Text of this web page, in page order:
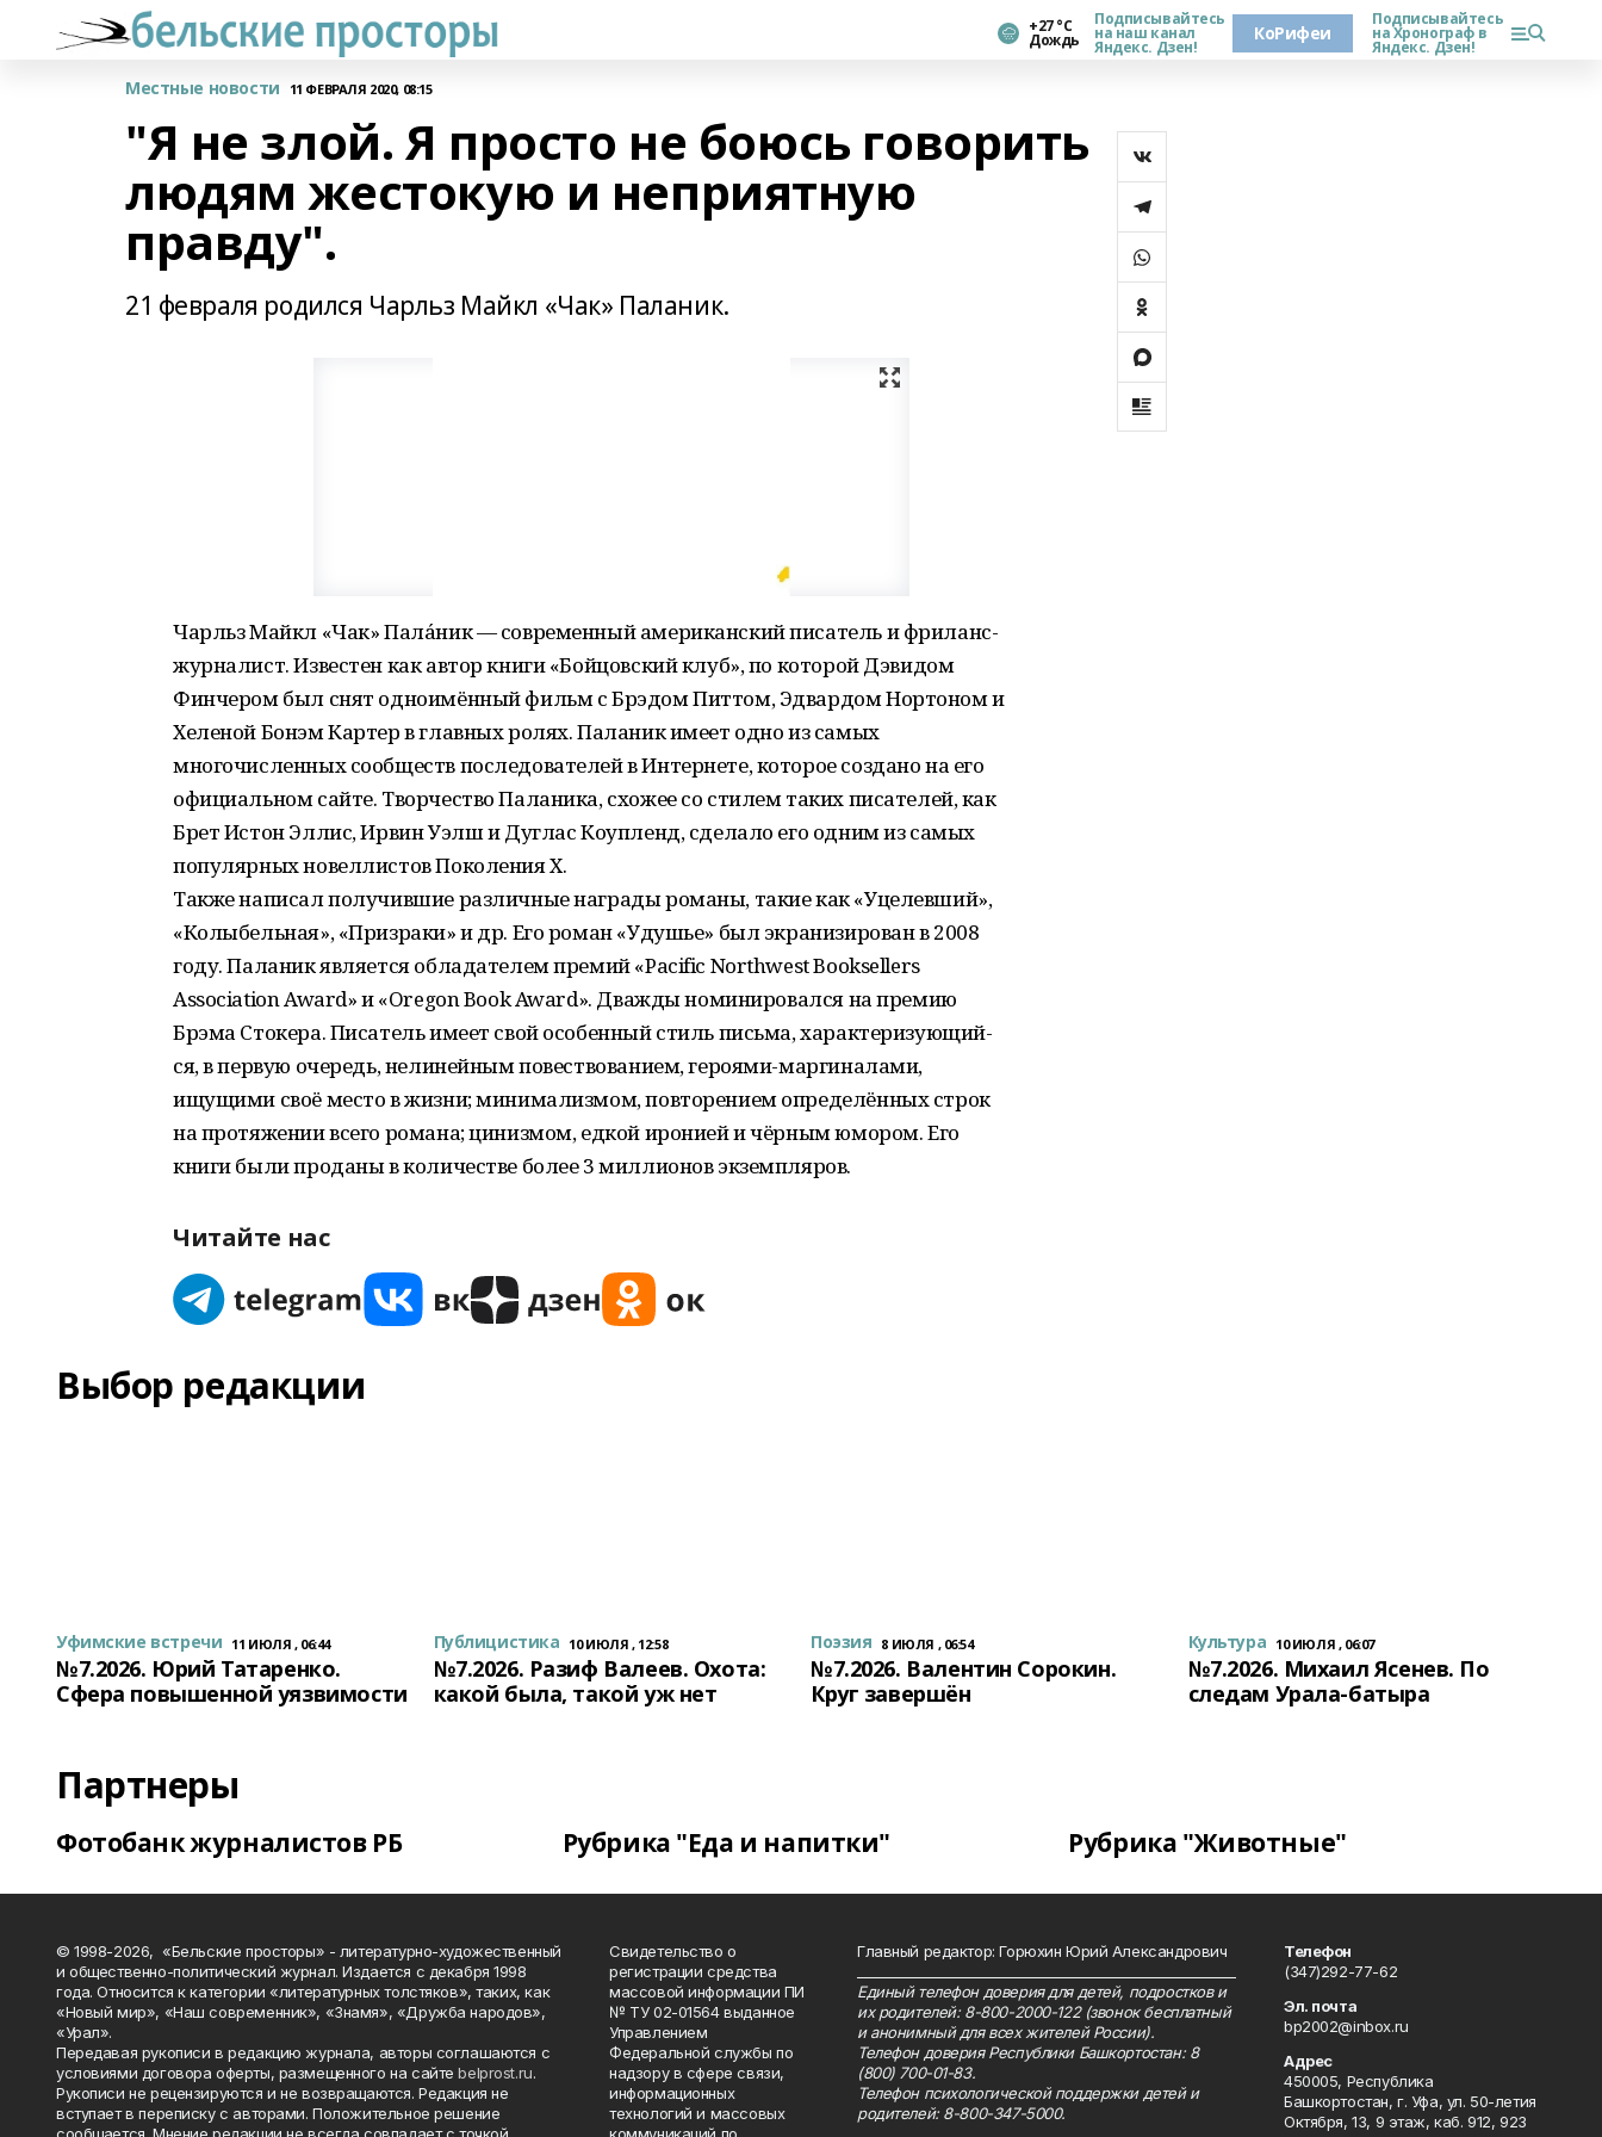
+27 °С
Дождь
Подписывайтесь
на наш канал
Яндекс. Дзен!
КоРифеи
Подписывайтесь
на Хронограф в
Яндекс. Дзен!
Местные новости 11 ФЕВРАЛЯ 2020, 08:15
"Я не злой. Я просто не боюсь говорить
людям жестокую и неприятную
правду".
21 февраля родился Чарльз Майкл «Чак» Паланик.
Чарльз Майкл «Чак» Пала́ник — современный американский писатель и фриланс-
журналист. Известен как автор книги «Бойцовский клуб», по которой Дэвидом
Финчером был снят одноимённый фильм с Брэдом Питтом, Эдвардом Нортоном и
Хеленой Бонэм Картер в главных ролях. Паланик имеет одно из самых
многочисленных сообществ последователей в Интернете, которое создано на его
официальном сайте. Творчество Паланика, схожее со стилем таких писателей, как
Брет Истон Эллис, Ирвин Уэлш и Дуглас Коупленд, сделало его одним из самых
популярных новеллистов Поколения X.
Также написал получившие различные награды романы, такие как «Уцелевший»,
«Колыбельная», «Призраки» и др. Его роман «Удушье» был экранизирован в 2008
году. Паланик является обладателем премий «Pacific Northwest Booksellers
Association Award» и «Oregon Book Award». Дважды номинировался на премию
Брэма Стокера. Писатель имеет свой особенный стиль письма, характе­ри­зу­ю­щий­
ся, в первую очередь, нелинейным повествованием, героями-маргиналами,
ищущими своё место в жизни; минимализмом, повторением определённых строк
на протяжении всего романа; цинизмом, едкой иронией и чёрным юмором. Его
книги были проданы в количестве более 3 миллионов экземпляров.
Читайте нас
Выбор редакции
Уфимские встречи 11 ИЮЛЯ , 06:44
№7.2026. Юрий Татаренко.
Сфера повышенной уязвимости
Публицистика 10 ИЮЛЯ , 12:58
№7.2026. Разиф Валеев. Охота:
какой была, такой уж нет
Поэзия 8 ИЮЛЯ , 06:54
№7.2026. Валентин Сорокин.
Круг завершён
Культура 10 ИЮЛЯ , 06:07
№7.2026. Михаил Ясенев. По
следам Урала-батыра
Партнеры
Фотобанк журналистов РБ Рубрика "Еда и напитки" Рубрика "Животные"
© 1998-2026, «Бельские просторы» - литературно-художественный
и общественно-политический журнал. Издается с декабря 1998
года. Относится к категории «литературных толстяков», таких, как
«Новый мир», «Наш современник», «Знамя», «Дружба народов»,
«Урал».
Передавая рукописи в редакцию журнала, авторы соглашаются с
условиями договора оферты, размещенного на сайтеbelprost.ru.
Рукописи не рецензируются и не возвращаются. Редакция не
вступает в переписку с авторами. Положительное решение
Свидетельство о
регистрации средства
массовой информации ПИ
№ ТУ 02-01564 выданное
Управлением
Федеральной службы по
надзору в сфере связи,
информационных
технологий и массовых
Главный редактор: Горюхин Юрий Александрович
Единый телефон доверия для детей, подростков и
их родителей: 8-800-2000-122 (звонок бесплатный
и анонимный для всех жителей России).
Телефон доверия Республики Башкортостан: 8
(800) 700-01-83.
Телефон психологической поддержки детей и
родителей: 8-800-347-5000.
Телефон
(347)292-77-62
Эл. почта
bp2002@inbox.ru
Адрес
450005, Республика
Башкортостан, г. Уфа, ул. 50-летия
Октября, 13, 9 этаж, каб. 912, 923